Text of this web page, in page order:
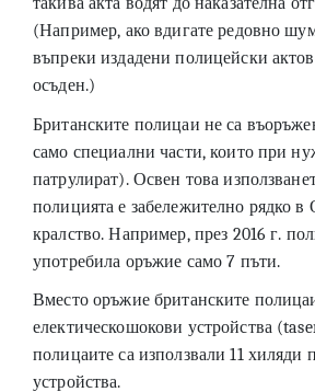
(Например, ако вдигате редовно
въпреки издадени полицейски
осъден.)
Британските полицаи не са
само специални части, които при
патрулират). Освен това
полицията е забележително рядко в
кралство. Например, през 2016 г.
употребила оръжие само 7 пъти.
Вместо оръжие британските
електическошокови устройства
полицаите са използвали 11 хиляди
устройства.